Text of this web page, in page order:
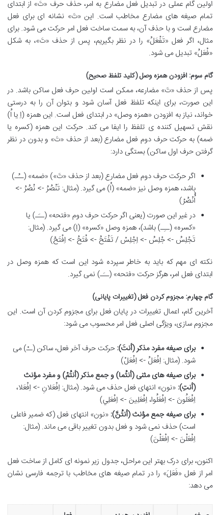
اولین گام عملی در تبدیل فعل مضارع به امر، حذف حرف «تَ» از ابتدای
تمام صیغه های مضارع مخاطب است. این «تَ» نشانه ای برای فعل
مضارع است و با حذف آن، به سمت ساخت فعل امر حرکت می شود. برای
مثال، اگر فعل «تَفْعَلُ» را در نظر بگیریم، پس از حذف «تَ»، به شکل
«فْعَلُ» تبدیل می شود.
گام سوم: افزودن همزه وصل (کلید تلفظ صحیح)
پس از حذف «تَ» مضارعه، ممکن است اولین حرف فعل ساکن باشد. در
این صورت، برای اینکه تلفظ فعل آسان شود و بتوان آن را به درستی
خواند، نیاز به افزودن «همزه وصل» در ابتدای فعل است. این همزه (اِ یا اُ)
نقش تسهیل کننده ی تلفظ را ایفا می کند. حرکت این همزه (کسره یا
ضمه) به حرکت حرف دوم فعل مضارع (بعد از حذف «تَ» و بدون در نظر
گرفتن حرف اول ساکن) بستگی دارد:
اگر حرکت حرف دوم فعل مضارع (بعد از حذف «تَ») «ضمه» (ــُـ)
باشد، همزه وصل نیز «ضمه» (اُ) می گیرد. (مثال: تَنْصُرُ -> نْصُرُ ->
اُُنْصُرْ)
در غیر این صورت (یعنی اگر حرکت حرف دوم «فتحه» (ــَـ) یا
«کسره» (ــِـ) باشد)، همزه وصل «کسره» (اِ) می گیرد. (مثال:
تَجْلِسُ -> جْلِسُ -> اِجْلِسْ / تَفْتَحُ -> فْتَحُ -> اِفْتَحْ)
نکته ای مهم که باید به خاطر سپرده شود این است که همزه وصل در
ابتدای فعل امر، هرگز حرکت «فتحه» (ــَـ) نمی گیرد.
گام چهارم: مجزوم کردن فعل (تغییرات پایانی)
آخرین گام، اعمال تغییرات در پایان فعل برای مجزوم کردن آن است. این
مجزوم سازی، ویژگی اصلی فعل امر محسوب می شود:
برای صیغه مفرد مذکر (أنتَ): حرکت حرف آخر فعل، ساکن (ــْ) می
شود. (مثال: اِفْعَلُ -> اِفْعَلْ)
برای صیغه های مثنی (أنتُما) و جمع مذکر (أنتُمْ) و مفرد مؤنث
(أنتِ): «نون» انتهای فعل حذف می شود. (مثال: اِفْعَلانِ -> اِفْعَلا،
اِفْعَلُونَ -> اِفْعَلُوا، اِفْعَلِينَ -> اِفْعَلِي)
برای صیغه جمع مؤنث (أنتُنَّ): «نون» انتهای فعل (که ضمیر فاعلی
است) حذف نمی شود و فعل بدون تغییر باقی می ماند. (مثال:
اِفْعَلْنَ -> اِفْعَلْنَ)
اکنون، برای درک بهتر این مراحل، جدول زیر نمونه ای کامل از ساخت فعل
امر از فعل «فَعَلَ» را در تمام صیغه های مخاطب با ترجمه فارسی نشان
می دهد: